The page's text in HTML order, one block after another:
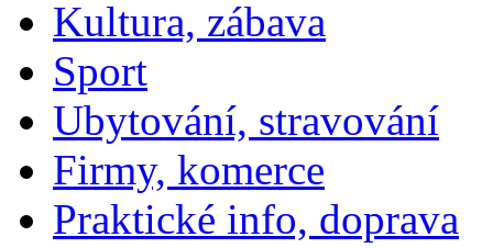
Kultura, zábava
Sport
Ubytování, stravování
Firmy, komerce
Praktické info, doprava